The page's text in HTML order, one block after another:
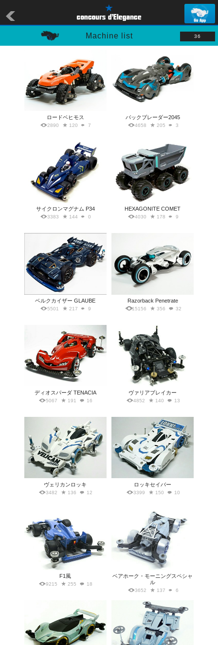
Machine list 36
ロードベヒモス
2890 120 7
バックブレーダー2045
4658 205 3
サイクロンマグナム P34
3383 144 0
HEXAGONITE COMET
4030 178 9
ベルクカイザー GLAUBE
5501 217 9
Razorback Penetrate
15156 356 32
ディオスパーダ TENACIA
5067 191 16
ヴァリアブレイカー
4852 140 13
ヴェリカンロッキ
3482 136 12
ロッキセイバー
3399 150 10
F1風
9215 255 18
ベアホーク・モーニングスペシャ
ル
3652 137 6